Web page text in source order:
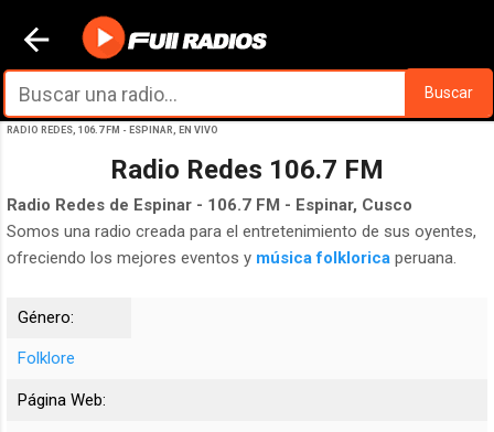
Ir al contenido principal
Buscar
RADIO REDES, 106.7 FM - ESPINAR, EN VIVO
Radio Redes 106.7 FM
Radio Redes de Espinar - 106.7 FM - Espinar, Cusco
Somos una radio creada para el entretenimiento de sus oyentes,
ofreciendo los mejores eventos y música folklorica peruana.
Género:
Folklore
Página Web: